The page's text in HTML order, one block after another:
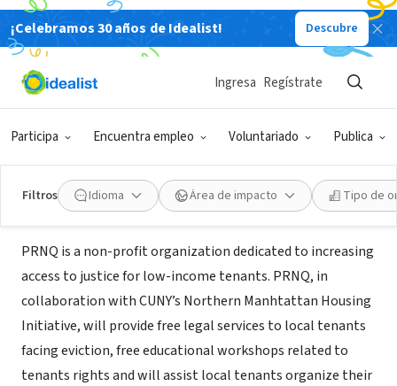
¡Celebramos 30 años de Idealist! Descubre
Participa Encuentra empleo Voluntariado Publica
Ingresa Regístrate
Filtros Idioma Área de impacto Tipo de
ORGANIZACIÓN SIN FIN DE LUCRO
Project Remain: Nos Quedamos
(PRNQ)
New York, NY www.prnq.org
Acerca de
PRNQ is a non-profit organization dedicated to increasing
access to justice for low-income tenants. PRNQ, in
collaboration with CUNY’s Northern Manhtattan Housing
Initiative, will provide free legal services to local tenants
facing eviction, free educational workshops related to
tenants rights and will assist local tenants organize their